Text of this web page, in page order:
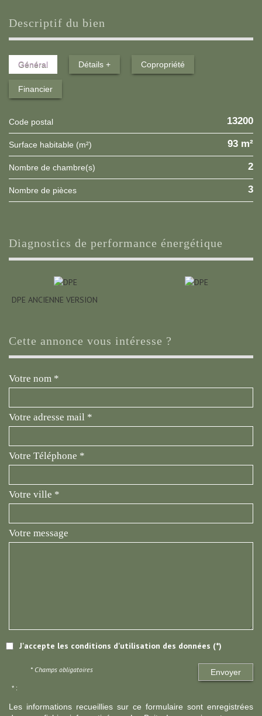
descriptif du bien
Général Détails + Copropriété
Financier
Code postal 13200
Surface habitable (m²) 93 m²
Nombre de chambre(s) 2
Nombre de pièces 3
diagnostics de performance énergétique
DPE ANCIENNE VERSION
cette annonce vous intéresse ?
Votre nom *
Votre adresse mail *
Votre Téléphone *
Votre ville *
Votre message
J'accepte les conditions d'utilisation des données (*)
Envoyer
* Champs obligatoires
* :
Les informations recueillies sur ce formulaire sont enregistrées